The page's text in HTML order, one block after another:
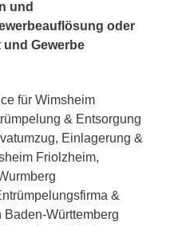
und
oder
Gewerbe
für Wimsheim
& Entsorgung
Einlagerung &
Friolzheim,
&
Württemberg